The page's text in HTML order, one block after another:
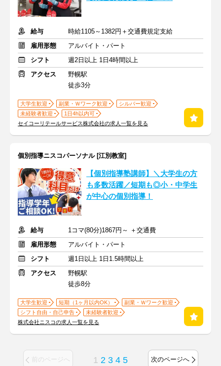
給与
時給1105～1382円＋交通費規定支給
雇用形態
アルバイト・パート
シフト
週2日以上 1日4時間以上
アクセス
野幌駅
徒歩3分
大学生歓迎 副業・Ｗワーク歓迎
シルバー歓迎
未経験者歓迎
1日4h以内可
セイコーリテールサービス株式会社の求人一覧を見る
個別指導ニスコパーソナル [江別教室]
【個別指導塾講師】＼大学生の方
も多数活躍／短期も◎小・中学生
が中心の個別指導！
給与
1コマ(80分)1867円～ ＋交通費
雇用形態
アルバイト・パート
シフト
週1日以上 1日1.5時間以上
アクセス
野幌駅
徒歩8分
大学生歓迎 短期（1ヶ月以内OK）
副業・Ｗワーク歓迎
シフト自由・自己申告
未経験者歓迎
株式会社ニスコの求人一覧を見る
前のページへ 1 2 3 4 5 次のページへ